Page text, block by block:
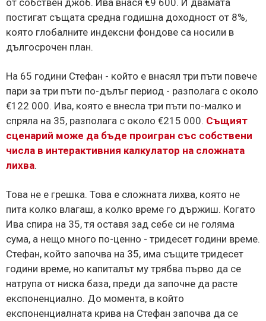
постигат същата средна годишна доходност от 8%,
която глобалните индексни фондове са носили в
дългосрочен план.
На 65 години Стефан - който е внасял три пъти повече
пари за три пъти по-дълъг период - разполага с около
€122 000. Ива, която е внесла три пъти по-малко и
спряла на 35, разполага с около €215 000. Същият
сценарий може да бъде проигран със собствени
числа в интерактивния калкулатор на сложната
лихва.
Това не е грешка. Това е сложната лихва, която не
пита колко влагаш, а колко време го държиш. Когато
Ива спира на 35, тя оставя зад себе си не голяма
сума, а нещо много по-ценно - тридесет години време.
Стефан, който започва на 35, има същите тридесет
години време, но капиталът му трябва първо да се
натрупа от ниска база, преди да започне да расте
експоненциално. До момента, в който
експоненциалната крива на Стефан започва да се